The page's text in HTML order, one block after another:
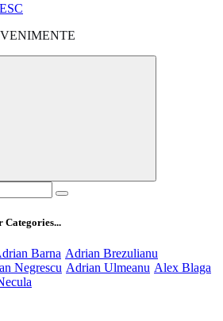
Categories...
Barna Adrian Brezulianu
Negrescu Adrian Ulmeanu Alex Blaga